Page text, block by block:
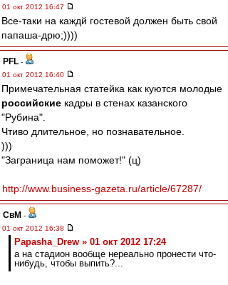
01 окт 2012 16:47
Все-таки на каждй гостевой должен быть свой
папаша-дрю;))))
PFL -
01 окт 2012 16:40
Примечательная статейка как куются молодые
российские кадры в стенах казанского
"Рубина".
Чтиво длительное, но познавательное.
)))
"Заграница нам поможет!" (ц)
http://www.business-gazeta.ru/article/67287/
СвМ -
01 окт 2012 16:38
Papasha_Drew » 01 окт 2012 17:24
а на стадион вообще нереально пронести что-
нибудь, чтобы выпить?...